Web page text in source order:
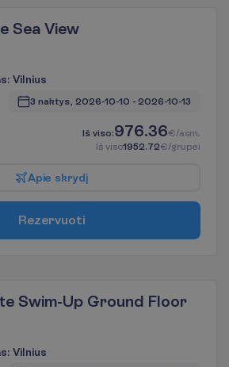
Sea View
s: Vilnius
3 naktys, 2026-10-10 - 2026-10-13
Iš viso:976.36€/asm.
Iš viso1952.72€/grupei
Apie skrydį
Rezervuoti
Swim-Up Ground Floor
s: Vilnius